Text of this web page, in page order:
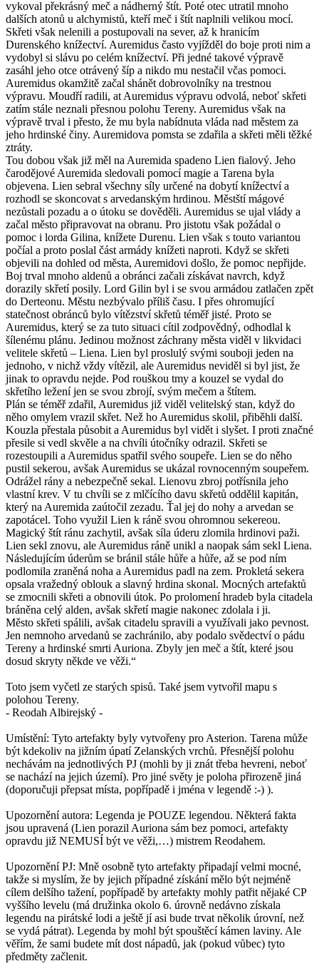
vykoval překrásný meč a nádherný štít. Poté otec utratil mnoho
dalších atonů u alchymistů, kteří meč i štít naplnili velikou mocí.
Skřeti však nelenili a postupovali na sever, až k hranicím
Durenského knížectví. Auremidus často vyjížděl do boje proti nim a
vydobyl si slávu po celém knížectví. Při jedné takové výpravě
zasáhl jeho otce otrávený šíp a nikdo mu nestačil včas pomoci.
Auremidus okamžitě začal shánět dobrovolníky na trestnou
výpravu. Moudří radili, at Auremidus výpravu odvolá, neboť skřeti
zatím stále neznali přesnou polohu Tereny. Auremidus však na
výpravě trval i přesto, že mu byla nabídnuta vláda nad městem za
jeho hrdinské činy. Auremidova pomsta se zdařila a skřeti měli těžké
ztráty.
Tou dobou však již měl na Auremida spadeno Lien fialový. Jeho
čarodějové Auremida sledovali pomocí magie a Tarena byla
objevena. Lien sebral všechny síly určené na dobytí knížectví a
rozhodl se skoncovat s arvedanským hrdinou. Městští mágové
nezůstali pozadu a o útoku se dověděli. Auremidus se ujal vlády a
začal město připravovat na obranu. Pro jistotu však požádal o
pomoc i lorda Gilina, knížete Durenu. Lien však s touto variantou
počíal a proto poslal část armády knížeti naproti. Když se skřeti
objevili na dohled od města, Auremidovi došlo, že pomoc nepřijde.
Boj trval mnoho aldenů a obránci začali získávat navrch, když
dorazily skřetí posily. Lord Gilin byl i se svou armádou zatlačen zpět
do Derteonu. Městu nezbývalo příliš času. I přes ohromující
statečnost obránců bylo vítězství skřetů téměř jisté. Proto se
Auremidus, který se za tuto situaci cítil zodpovědný, odhodlal k
šílenému plánu. Jedinou možnost záchrany města viděl v likvidaci
velitele skřetů – Liena. Lien byl proslulý svými souboji jeden na
jednoho, v nichž vždy vítězil, ale Auremidus neviděl si byl jist, že
jinak to opravdu nejde. Pod rouškou tmy a kouzel se vydal do
skřetího ležení jen se svou zbrojí, svým mečem a štítem.
Plán se téměř zdařil, Auremidus již viděl velitelský stan, když do
něho omylem vrazil skřet. Než ho Auremidus skolil, přiběhli další.
Kouzla přestala působit a Auremidus byl vidět i slyšet. I proti značné
přesile si vedl skvěle a na chvíli útočníky odrazil. Skřeti se
rozestoupili a Auremidus spatřil svého soupeře. Lien se do něho
pustil sekerou, avšak Auremidus se ukázal rovnocenným soupeřem.
Odrážel rány a nebezpečně sekal. Lienovu zbroj potřísnila jeho
vlastní krev. V tu chvíli se z mlčícího davu skřetů oddělil kapitán,
který na Auremida zaútočil zezadu. Ťal jej do nohy a arvedan se
zapotácel. Toho využil Lien k ráně svou ohromnou sekereou.
Magický štít ránu zachytil, avšak síla úderu zlomila hrdinovi paži.
Lien sekl znovu, ale Auremidus ráně unikl a naopak sám sekl Liena.
Následujícím úderům se bránil stále hůře a hůře, až se pod ním
podlomila zraněná noha a Auremidus padl na zem. Prokletá sekera
opsala vražedný oblouk a slavný hrdina skonal. Mocných artefaktů
se zmocnili skřeti a obnovili útok. Po prolomení hradeb byla citadela
bráněna celý alden, avšak skřetí magie nakonec zdolala i ji.
Město skřeti spálili, avšak citadelu spravili a využívali jako pevnost.
Jen nemnoho arvedanů se zachránilo, aby podalo svědectví o pádu
Tereny a hrdinské smrti Auriona. Zbyly jen meč a štít, které jsou
dosud skryty někde ve věži.“
Toto jsem vyčetl ze starých spisů. Také jsem vytvořil mapu s
polohou Tereny.
- Reodah Albirejský -
Umístění: Tyto artefakty byly vytvořeny pro Asterion. Tarena může
být kdekoliv na jižním úpatí Zelanských vrchů. Přesnější polohu
nechávám na jednotlivých PJ (mohli by ji znát třeba hevreni, neboť
se nachází na jejich území). Pro jiné světy je poloha přirozeně jiná
(doporučuji přepsat místa, popřípadě i jména v legendě :-) ).
Upozornění autora: Legenda je POUZE legendou. Některá fakta
jsou upravená (Lien porazil Auriona sám bez pomoci, artefakty
opravdu již NEMUSÍ být ve věži,…) mistrem Reodahem.
Upozornění PJ: Mně osobně tyto artefakty připadají velmi mocné,
takže si myslím, že by jejich případné získání mělo být nejméně
cílem delšího tažení, popřípadě by artefakty mohly patřit nějaké CP
vyššího levelu (má družinka okolo 6. úrovně nedávno získala
legendu na pirátské lodi a ještě jí asi bude trvat několik úrovní, než
se vydá pátrat). Legenda by mohl být spouštěcí kámen laviny. Ale
věřím, že sami budete mít dost nápadů, jak (pokud vůbec) tyto
předměty začlenit.